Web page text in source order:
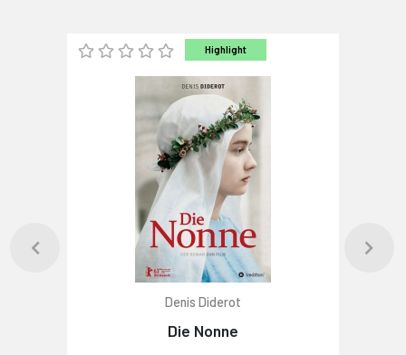
Highlight
Denis Diderot
Die Nonne